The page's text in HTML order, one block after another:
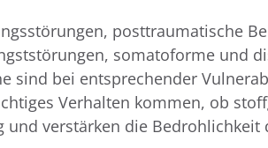
posttraumatische
somatoforme und
sind bei entsprechender
Verhalten kommen, ob
verstärken die Bedrohlichkeit